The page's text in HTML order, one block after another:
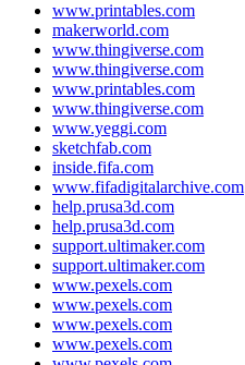
www.printables.com
makerworld.com
www.thingiverse.com
www.thingiverse.com
www.printables.com
www.thingiverse.com
www.yeggi.com
sketchfab.com
inside.fifa.com
www.fifadigitalarchive.com
help.prusa3d.com
help.prusa3d.com
support.ultimaker.com
support.ultimaker.com
www.pexels.com
www.pexels.com
www.pexels.com
www.pexels.com